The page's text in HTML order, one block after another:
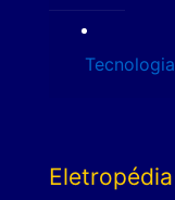
Tecnologia
Eletropédia